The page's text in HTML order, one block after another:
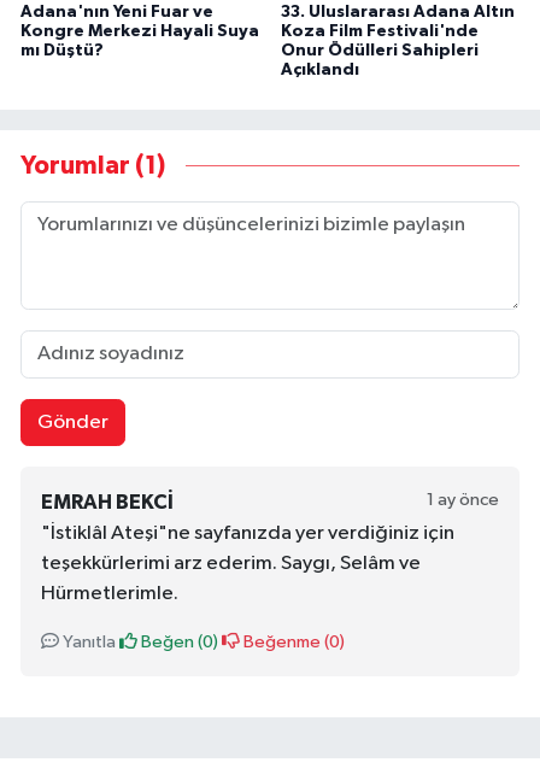
Adana'nın Yeni Fuar ve
Kongre Merkezi Hayali Suya
mı Düştü?
33. Uluslararası Adana Altın
Koza Film Festivali'nde
Onur Ödülleri Sahipleri
Açıklandı
Yorumlar (1)
Gönder
EMRAH BEKCİ 1 ay önce
"İstiklâl Ateşi"ne sayfanızda yer verdiğiniz için
teşekkürlerimi arz ederim. Saygı, Selâm ve
Hürmetlerimle.
Yanıtla Beğen (0) Beğenme (0)